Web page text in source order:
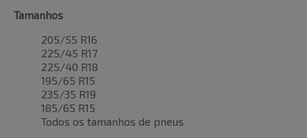
Tamanhos
205/55 R16
225/45 R17
225/40 R18
195/65 R15
235/35 R19
185/65 R15
Todos os tamanhos de pneus